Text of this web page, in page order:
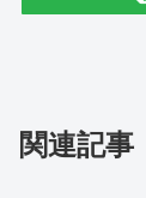
関連記事